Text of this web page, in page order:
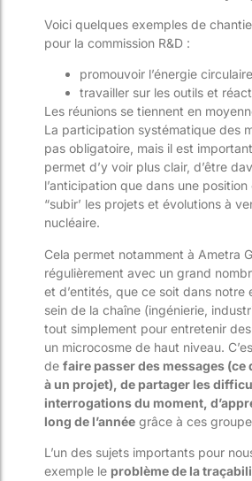
Voici quelques exemples de
pour la commission R&D :
promouvoir l’énergie circulaire
travailler sur les outils et
Les réunions se tiennent en
La participation systématique des
pas obligatoire, mais il est
permet d’y voir plus clair, d’être
l’anticipation que dans une position
“subir’ les projets et évolutions à
nucléaire.
Cela permet notamment à Ametra
régulièrement avec un grand
et d’entités, que ce soit dans notre
sein de la chaîne (ingénierie,
tout simplement pour entretenir
un microcosme de haut niveau.
de faire passer des messages
à un projet), de partager les
interrogations du moment,
long de l’année grâce à ces
L’un des sujets importants pour
exemple le problème de la